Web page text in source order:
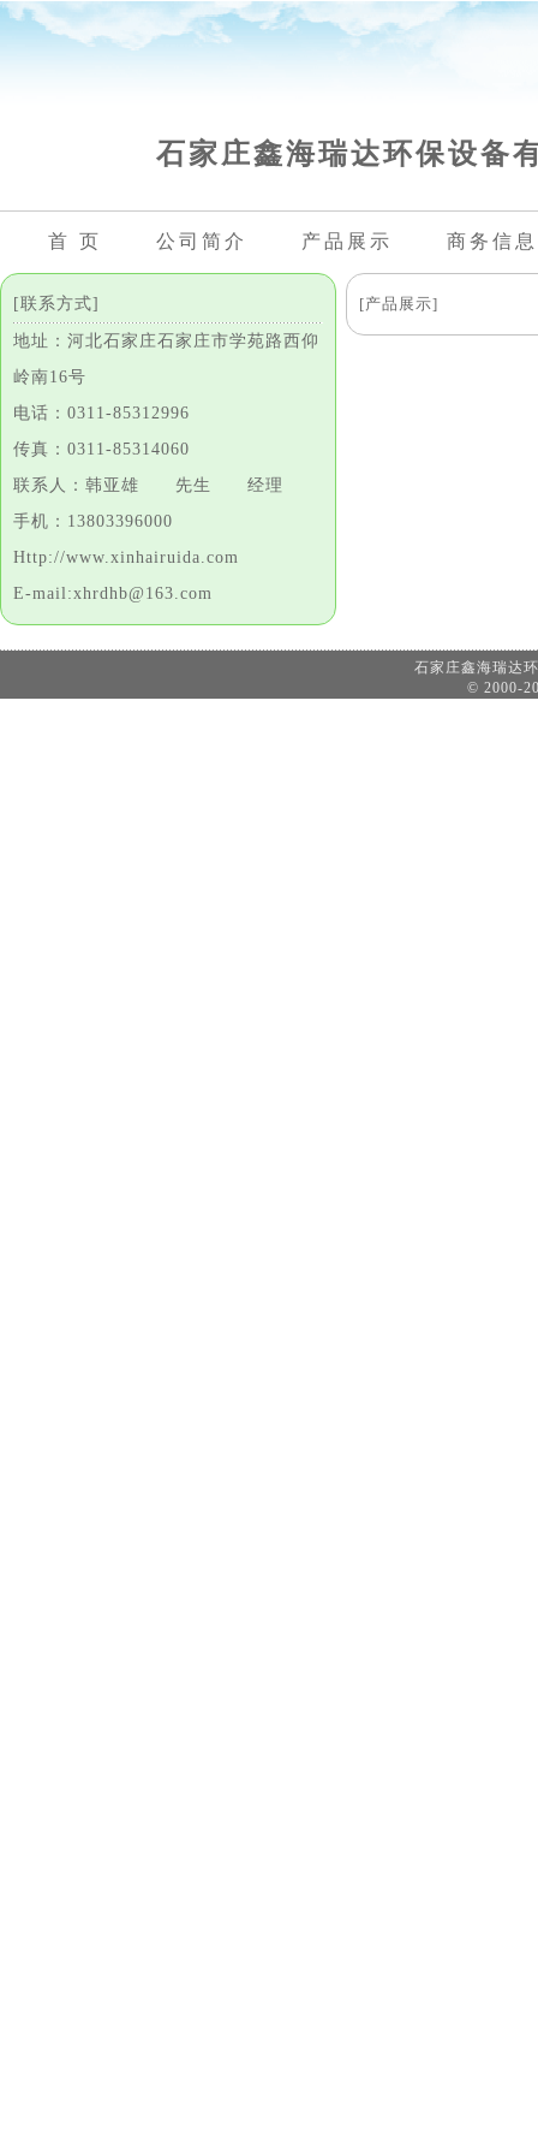
石家庄鑫海瑞达环保设备
首 页 公司简介 产品展示 商务信息
[联系方式]
地址：河北石家庄石家庄市学苑路西仰
岭南16号
电话：0311-85312996
传真：0311-85314060
联系人：韩亚雄 先生 经理
手机：13803396000
Http://www.xinhairuida.com
E-mail:xhrdhb@163.com
[产品展示]
石家庄鑫海瑞
© 2000-